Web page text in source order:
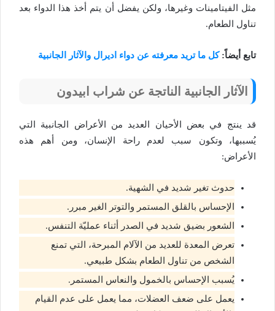
مثل الفيتامينات وغيرها، ولكن يفضل أن يتم أخذ هذا الدواء بعد
تناول الطعام.
تابع أيضاً:كل ما تريد معرفته عن دواء اديرال والآثار الجانبية
الآثار الجانبية الناتجة عن شراب ابيدون
قد ينتج في بعض الأحيان العديد من الأعراض الجانبية التي
يُسببها، وتكون سبب لعدم راحة الإنسان، ومن أهم هذه
الأعراض:
حدوث تغير شديد في الشهية.
الإحساس بالقلق المستمر والتوتر الغير مبرر.
الشعور بضيق شديد في الصدر أثناء عمليّة التنفس.
تعرض المعدة للعديد من الآلام المبرحة، التي تمنع
الشخص من تناول الطعام بشكل طبيعي.
يُسبب الإحساس بالخمول والنعاس المستمر.
يعمل على ضعف العضلات، مما يعمل على عدم القيام